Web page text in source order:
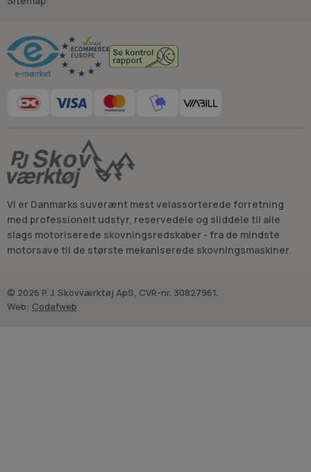
Vi er Danmarks suverænt mest velassorterede forretning
med professionelt udstyr, reservedele og sliddele til alle
slags motoriserede skovningsredskaber - fra de mindste
motorsave til de største mekaniserede skovningsmaskiner.
© 2026 P. J. Skovværktøj ApS, CVR-nr. 30827961.
Web: Codafweb